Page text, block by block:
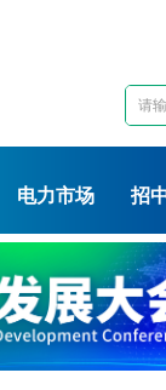
电力市场 招